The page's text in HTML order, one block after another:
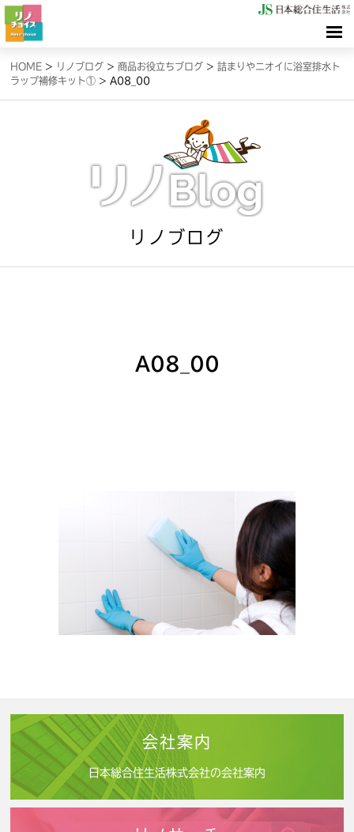
HOME
HOME > リノブログ >商品お役立ちブログ >詰まりやニオイに浴室排水ト
ラップ補修キット① > A08_00
リノブログ
A08_00
会社案内
日本総合住生活株式会社の会社案内